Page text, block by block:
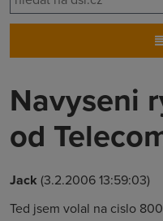
Navyseni
od
Jack (3.2.2006 13:59:03)
Ted jsem volal na cislo